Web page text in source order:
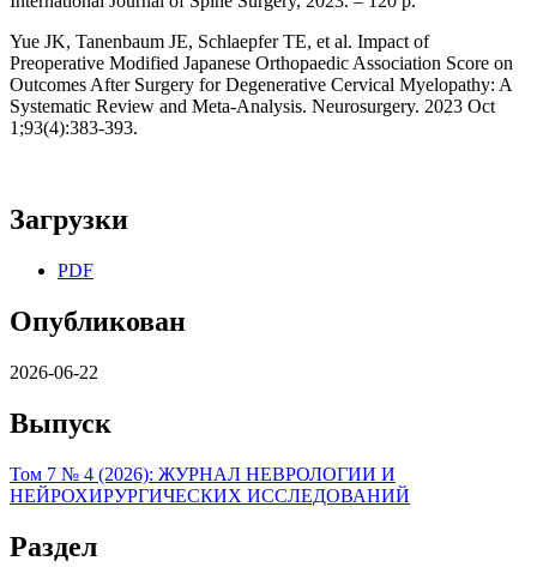
Yue JK, Tanenbaum JE, Schlaepfer TE, et al. Impact of
Preoperative Modified Japanese Orthopaedic Association Score on
Outcomes After Surgery for Degenerative Cervical Myelopathy: A
Systematic Review and Meta-Analysis. Neurosurgery. 2023 Oct
1;93(4):383-393.
Загрузки
PDF
Опубликован
2026-06-22
Выпуск
Том 7 № 4 (2026): ЖУРНАЛ НЕВРОЛОГИИ И
НЕЙРОХИРУРГИЧЕСКИХ ИССЛЕДОВАНИЙ
Раздел